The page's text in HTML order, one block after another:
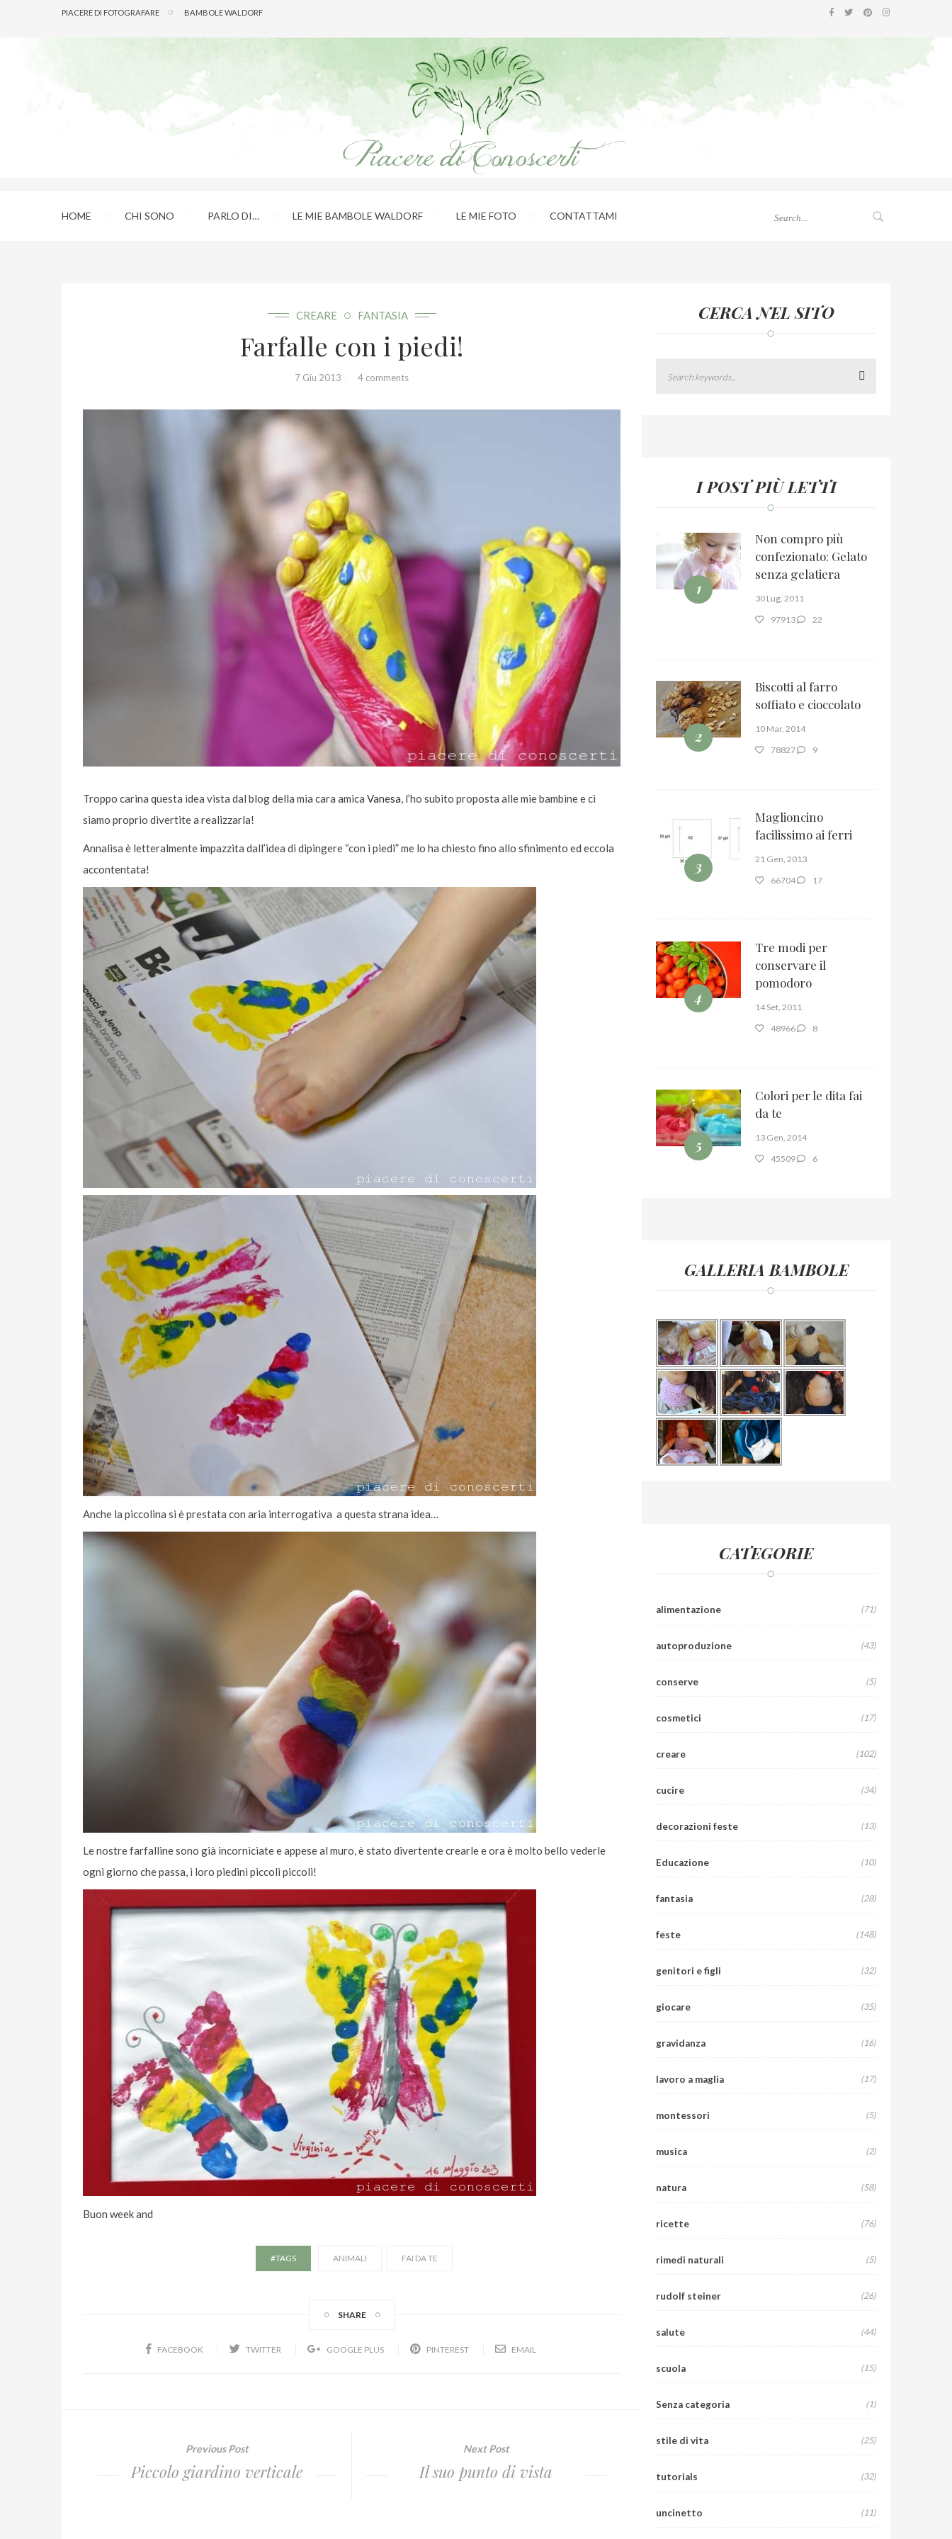
PIACERE DI FOTOGRAFARE BAMBOLE WALDORF
HOME CHI SONO PARLO DI… LE MIE BAMBOLE WALDORF LE MIE FOTO CONTATTAMI
CREARE FANTASIA
Farfalle con i piedi!
7 Giu 2013 4 comments
Troppo carina questa idea vista dal blog della mia cara amica Vanesa, l’ho subito proposta alle mie bambine e ci
siamo proprio divertite a realizzarla!
Annalisa è letteralmente impazzita dall’idea di dipingere “con i piedi” me lo ha chiesto fino allo sfinimento ed eccola
accontentata!
Anche la piccolina si è prestata con aria interrogativa a questa strana idea…
Le nostre farfalline sono già incorniciate e appese al muro, è stato divertente crearle e ora è molto bello vederle
ogni giorno che passa, i loro piedini piccoli piccoli!
Buon week and
#TAGS ANIMALI FAI DA TE
SHARE
FACEBOOK TWITTER GOOGLE PLUS PINTEREST EMAIL
Previous Post
Piccolo giardino verticale
Next Post
Il suo punto di vista
CERCA NEL SITO
Search
I POST PIÙ LETTI
1
Non compro più
confezionato: Gelato
senza gelatiera
30 Lug, 2011
97913
22
2
Biscotti al farro
soffiato e cioccolato
10 Mar, 2014
78827
9
3
Maglioncino
facilissimo ai ferri
21 Gen, 2013
66704
17
4
Tre modi per
conservare il
pomodoro
14 Set, 2011
48966
8
5
Colori per le dita fai
da te
13 Gen, 2014
45509
6
GALLERIA BAMBOLE
CATEGORIE
alimentazione (71)
autoproduzione (43)
conserve (5)
cosmetici (17)
creare (102)
cucire (34)
decorazioni feste (13)
Educazione (10)
fantasia (28)
feste (148)
genitori e figli (32)
giocare (35)
gravidanza (16)
lavoro a maglia (17)
montessori (5)
musica (2)
natura (58)
ricette (76)
rimedi naturali (5)
rudolf steiner (26)
salute (44)
scuola (15)
Senza categoria (1)
stile di vita (25)
tutorials (32)
uncinetto (11)